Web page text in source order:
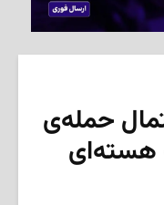
حمله‌ی
هسته‌ای